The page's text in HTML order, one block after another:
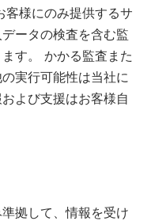
客様にのみ提供するサ
ータの検査を含む監
す。 かかる監査また
実行可能性は当社に
よび支援はお客様自
拠して、情報を受け